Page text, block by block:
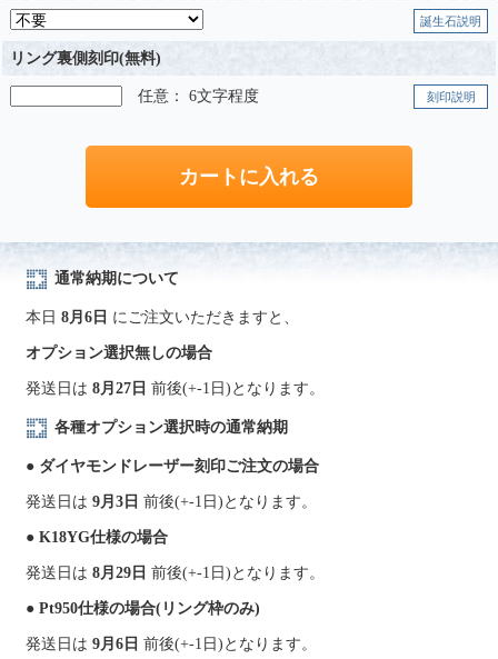
誕生石説明
リング裏側刻印(無料)
任意： 6文字程度 刻印説明
通常納期について
本日 8月6日 にご注文いただきますと、
オプション選択無しの場合
発送日は 8月27日 前後(+-1日)となります。
各種オプション選択時の通常納期
● ダイヤモンドレーザー刻印ご注文の場合
発送日は 9月3日 前後(+-1日)となります。
● K18YG仕様の場合
発送日は 8月29日 前後(+-1日)となります。
● Pt950仕様の場合(リング枠のみ)
発送日は 9月6日 前後(+-1日)となります。